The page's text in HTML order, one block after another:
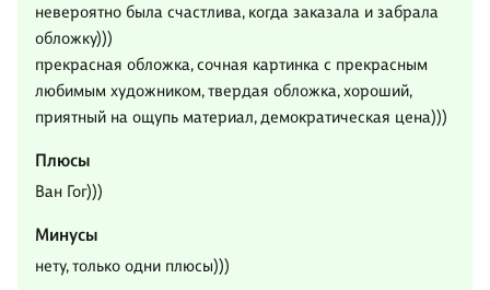
невероятно была счастлива, когда заказала и забрала
обложку)))
прекрасная обложка, сочная картинка с прекрасным
любимым художником, твердая обложка, хороший,
приятный на ощупь материал, демократическая цена)))
Плюсы
Ван Гог)))
Минусы
нету, только одни плюсы)))